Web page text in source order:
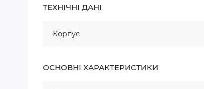
ТЕХНІЧНІ ДАНІ
Корпус
ОСНОВНІ ХАРАКТЕРИСТИКИ